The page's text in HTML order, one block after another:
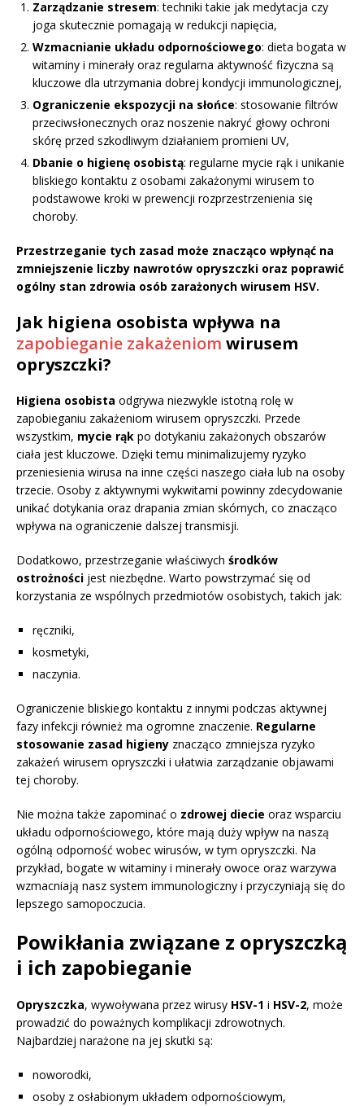
Zarządzanie stresem: techniki takie jak medytacja czy
joga skutecznie pomagają w redukcji napięcia,
Wzmacnianie układu odpornościowego: dieta bogata w
witaminy i minerały oraz regularna aktywność fizyczna są
kluczowe dla utrzymania dobrej kondycji immunologicznej,
Ograniczenie ekspozycji na słońce: stosowanie filtrów
przeciwsłonecznych oraz noszenie nakryć głowy ochroni
skórę przed szkodliwym działaniem promieni UV,
Dbanie o higienę osobistą: regularne mycie rąk i unikanie
bliskiego kontaktu z osobami zakażonymi wirusem to
podstawowe kroki w prewencji rozprzestrzenienia się
choroby.
Przestrzeganie tych zasad może znacząco wpłynąć na
zmniejszenie liczby nawrotów opryszczki oraz poprawić
ogólny stan zdrowia osób zarażonych wirusem HSV.
Jak higiena osobista wpływa na
zapobieganie zakażeniom wirusem
opryszczki?
Higiena osobista odgrywa niezwykle istotną rolę w
zapobieganiu zakażeniom wirusem opryszczki. Przede
wszystkim, mycie rąk po dotykaniu zakażonych obszarów
ciała jest kluczowe. Dzięki temu minimalizujemy ryzyko
przeniesienia wirusa na inne części naszego ciała lub na osoby
trzecie. Osoby z aktywnymi wykwitami powinny zdecydowanie
unikać dotykania oraz drapania zmian skórnych, co znacząco
wpływa na ograniczenie dalszej transmisji.
Dodatkowo, przestrzeganie właściwych środków
ostrożności jest niezbędne. Warto powstrzymać się od
korzystania ze wspólnych przedmiotów osobistych, takich jak:
ręczniki,
kosmetyki,
naczynia.
Ograniczenie bliskiego kontaktu z innymi podczas aktywnej
fazy infekcji również ma ogromne znaczenie. Regularne
stosowanie zasad higieny znacząco zmniejsza ryzyko
zakażeń wirusem opryszczki i ułatwia zarządzanie objawami
tej choroby.
Nie można także zapominać o zdrowej diecie oraz wsparciu
układu odpornościowego, które mają duży wpływ na naszą
ogólną odporność wobec wirusów, w tym opryszczki. Na
przykład, bogate w witaminy i minerały owoce oraz warzywa
wzmacniają nasz system immunologiczny i przyczyniają się do
lepszego samopoczucia.
Powikłania związane z opryszczką
i ich zapobieganie
Opryszczka, wywoływana przez wirusy HSV-1 i HSV-2, może
prowadzić do poważnych komplikacji zdrowotnych.
Najbardziej narażone na jej skutki są:
noworodki,
osoby z osłabionym układem odpornościowym,